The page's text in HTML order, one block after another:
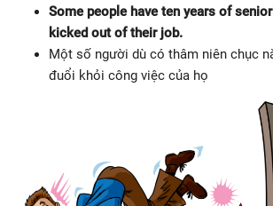
Some people have ten years of
kicked out of their job.
Một số người dù có thâm niên chục
đuổi khỏi công việc của họ